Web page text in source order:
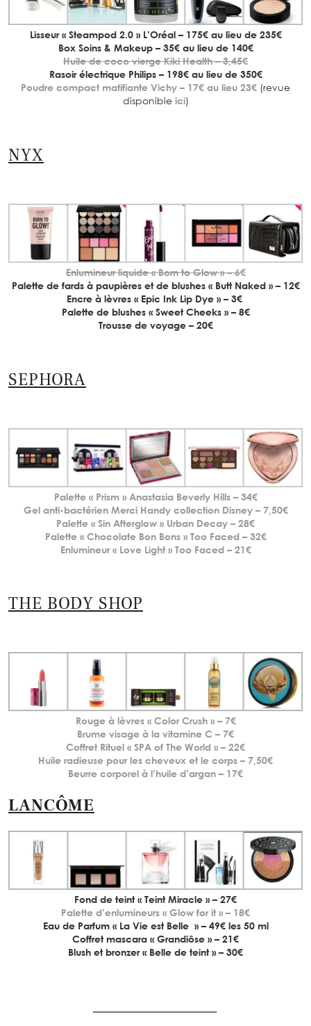
Lisseur « Steampod 2.0 » L’Oréal – 175€ au lieu de 235€
Box Soins & Makeup – 35€ au lieu de 140€
Huile de coco vierge Kiki Health – 3,45€
Rasoir électrique Philips – 198€ au lieu de 350€
Poudre compact matifiante Vichy – 17€ au lieu 23€ (revue
disponible ici)
NYX
Enlumineur liquide « Born to Glow » – 6€
Palette de fards à paupières et de blushes « Butt Naked » – 12€
Encre à lèvres « Epic Ink Lip Dye » – 3€
Palette de blushes « Sweet Cheeks » – 8€
Trousse de voyage – 20€
SEPHORA
Palette « Prism » Anastasia Beverly Hills – 34€
Gel anti-bactérien Merci Handy collection Disney – 7,50€
Palette « Sin Afterglow » Urban Decay – 28€
Palette « Chocolate Bon Bons » Too Faced – 32€
Enlumineur « Love Light » Too Faced – 21€
THE BODY SHOP
Rouge à lèvres « Color Crush » – 7€
Brume visage à la vitamine C – 7€
Coffret Rituel « SPA of The World » – 22€
Huile radieuse pour les cheveux et le corps – 7,50€
Beurre corporel à l’huile d’argan – 17€
LANCÔME
Fond de teint « Teint Miracle » – 27€
Palette d’enlumineurs « Glow for it » – 18€
Eau de Parfum « La Vie est Belle » – 49€ les 50 ml
Coffret mascara « Grandiôse » – 21€
Blush et bronzer « Belle de teint » – 30€